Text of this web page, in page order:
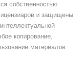
собственностью
и защищены
копирование,
материалов